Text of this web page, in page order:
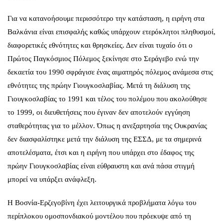
Για να κατανοήσουμε περισσότερο την κατάσταση, η ειρήνη στα
Βαλκάνια είναι επισφαλής καθώς υπάρχουν ετερόκλητοι πληθυσμοί,
διαφορετικές εθνότητες και θρησκείες. Δεν είναι τυχαίο ότι ο
Πρώτος Παγκόσμιος Πόλεμος ξεκίνησε στο Σεράγεβο ενώ την
δεκαετία του 1990 σφράγισε ένας αιματηρός πόλεμος ανάμεσα στις
εθνότητες της πρώην Γιουγκοσλαβίας. Μετά τη διάλυση της
Γιουγκοσλαβίας το 1991 και τέλος του πολέμου που ακολούθησε
το 1999, οι διευθετήσεις που έγιναν δεν αποτελούν εγγύηση
σταθερότητας για το μέλλον. Όπως η ανεξαρτησία της Ουκρανίας
δεν διασφαλίστηκε μετά την διάλυση της ΕΣΣΔ, με τα σημερινά
αποτελέσματα, έτσι και η ειρήνη που υπάρχει στο έδαφος της
πρώην Γιουγκοσλαβίας είναι εύθραυστη και ανά πάσα στιγμή
μπορεί να υπάρξει ανάφλεξη.
Η Βοσνία-Ερζεγοβίνη έχει λειτουργικά προβλήματα λόγω του
περίπλοκου ομοσπονδιακού μοντέλου που πρόεκυψε από τη